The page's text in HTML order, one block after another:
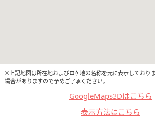
※上記地図は所在地およびロケ地の名称を元に表示しており
場合がありますので予めご了承ください。
GoogleMaps3Dはこちら
表示方法はこちら